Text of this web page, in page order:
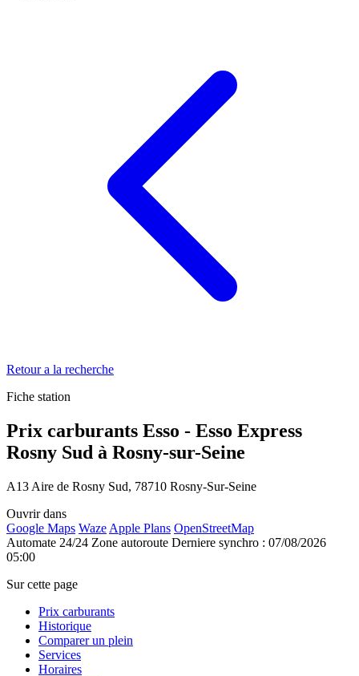
Retour a la recherche
Fiche station
Prix carburants Esso - Esso Express
Rosny Sud à Rosny-sur-Seine
A13 Aire de Rosny Sud, 78710 Rosny-Sur-Seine
Ouvrir dans
Google Maps Waze Apple Plans OpenStreetMap
Automate 24/24 Zone autoroute Derniere synchro : 07/08/2026
05:00
Sur cette page
Prix carburants
Historique
Comparer un plein
Services
Horaires